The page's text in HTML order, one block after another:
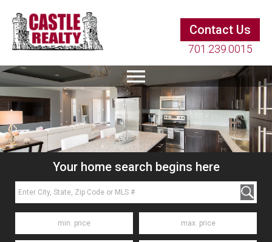
Contact Us
701.239.0015
Your home search begins here